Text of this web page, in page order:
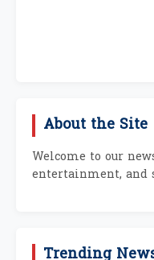
About the Site
Welcome to our
entertainment, and
Trending